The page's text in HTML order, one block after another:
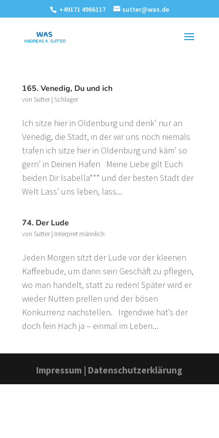
+49171 4966117 sutter@was.de
165. Venedig, Du und ich
von Sutter| Schlager
Ich sitze hier in Oldenburg und denk’ nur an
Venedig, die Stadt, in der wir uns noch niemals
trafen ich sitze hier in Oldenburg und käm’ so
gern’ in Deinen Hafen Meine Liebe gilt Euch
beiden Dir Isabella*** und der besten Stadt der
Welt Lass’ uns leben, lass...
74. Der Lude
von Sutter| Interpret männlich
Jeden Morgen sitzt der Lude vor der kleenen
Kaffeebude, um dann sein Geschäft zu pflegen,
wo man handelt, statt zu reden! Später wird er
wieder Nutten prellen und der bösen
Konkurrenz nachstellen. Irgendwie hat’s der
doch fein Hach ja – einmal im Leben...
Impressum | Datenschutzerklärung